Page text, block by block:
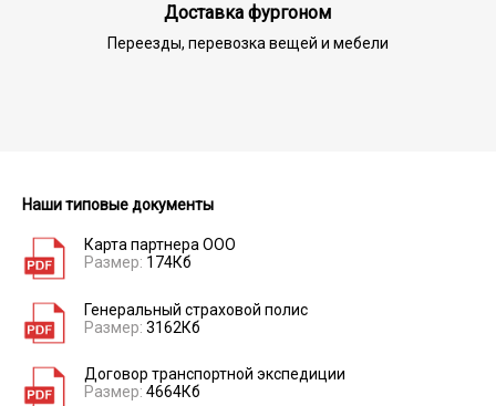
Доставка фургоном
Переезды, перевозка вещей и мебели
Наши типовые документы
Карта партнера ООО
Размер: 174Кб
Генеральный страховой полис
Размер: 3162Кб
Договор транспортной экспедиции
Размер: 4664Кб